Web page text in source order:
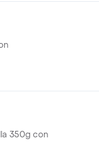
350g con